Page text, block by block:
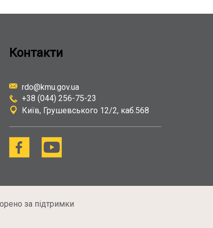
Контакти
rdo@kmu.gov.ua
+38 (044) 256-75-23
Київ Грушевського 12/2, каб.568
за підтримки